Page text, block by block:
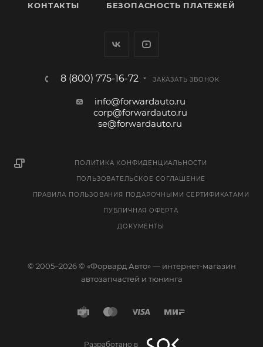
КОНТАКТЫ БЕЗОПАСНОСТЬ ПЛАТЕЖЕЙ
8 (800) 775-16-72 ЗАКАЗАТЬ ЗВОНОК
info@forwardauto.ru
corp@forwardauto.ru
se@forwardauto.ru
ПОЛИТИКА КОНФИДЕНЦИАЛЬНОСТИ
ПОЛЬЗОВАТЕЛЬСКОЕ СОГЛАШЕНИЕ
ПРАВИЛА ПОЛЬЗОВАНИЯ ПОДАРОЧНЫМИ СЕРТИФИКАТАМИ
ПУБЛИЧНАЯ ОФЕРТА
ДОКУМЕНТЫ
© 2005–2026 © «Форвард Авто» — интернет-магазин
автозапчастей и тюнинга
Разработано в